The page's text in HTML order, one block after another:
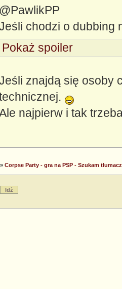
@PawlikPP
chodzi o dubbing
Pokaż spoiler
znajdą się osoby
najpierw i tak
» Corpse Party - gra na PSP - Szukam